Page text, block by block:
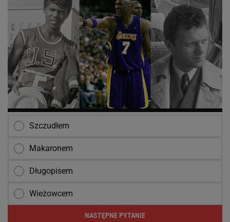
Szczudłem
Makaronem
Długopisem
Wieżowcem
NASTĘPNE PYTANIE